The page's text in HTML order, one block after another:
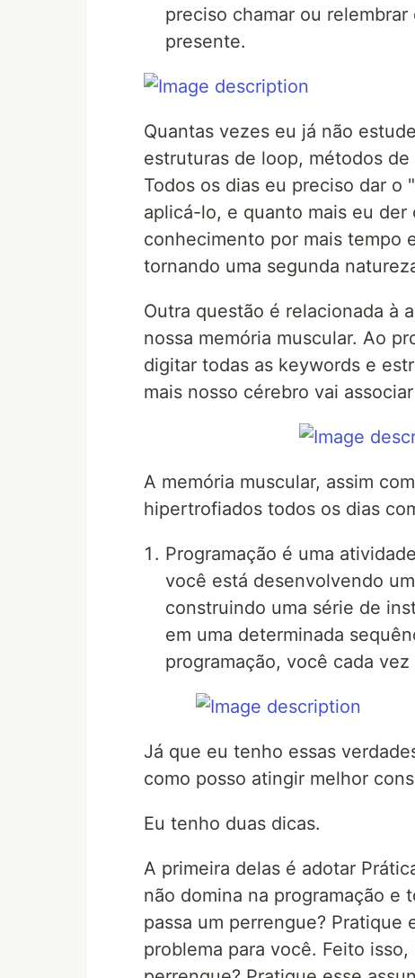
preciso chamar ou
presente.
Quantas vezes eu já não
estruturas de loop, métodos
Todos os dias eu preciso dar o
aplicá-lo, e quanto mais eu
conhecimento por mais tempo
tornando uma segunda
Outra questão é relacionada à
nossa memória muscular. Ao
digitar todas as keywords e
mais nosso cérebro vai
A memória muscular, assim
hipertrofiados todos os dias
Programação é uma
você está desenvolvendo
construindo uma série de
em uma determinada
programação, você cada
Já que eu tenho essas
como posso atingir melhor
Eu tenho duas dicas.
A primeira delas é adotar
não domina na programação e
passa um perrengue? Pratique
problema para você. Feito